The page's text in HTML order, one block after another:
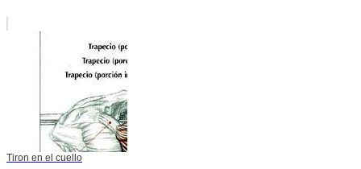
Tiron en el cuello